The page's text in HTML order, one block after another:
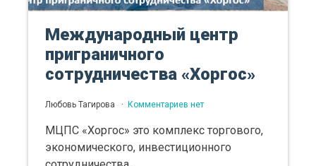
Международный центр
приграничного
сотрудничества «Хоргос»
Любовь Тагирова Комментариев нет
МЦПС «Хоргос» это комплекс торгового,
экономического, инвестиционного